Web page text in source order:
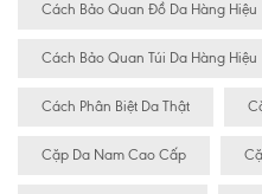
Cách Bảo Quan Đồ Da Hàng Hiệu
Cách Bảo Quan Túi Da Hàng Hiệu
Cách Phân Biệt Da Thật
Cặp Da Nam Cao Cấp